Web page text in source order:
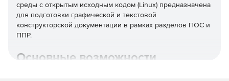
среды с открытым исходным кодом (Linux) предназначена
для подготовки графической и текстовой
конструкторской документации в рамках разделов ПОС и
ППР.
Основные возможности